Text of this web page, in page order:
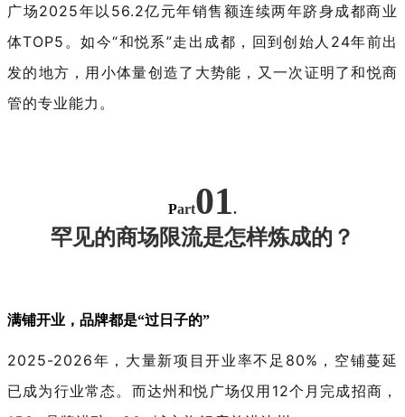
广场2025年以56.2亿元年销售额连续两年跻身成都商业
体TOP5。如今“和悦系”走出成都，回到创始人24年前出
发的地方，用小体量创造了大势能，又一次证明了和悦商
管的专业能力。
Part01.
罕见的商场限流是怎样炼成的？
满铺开业，品牌都是“过日子的”
2025-2026年，大量新项目开业率不足80%，空铺蔓延
已成为行业常态。而达州和悦广场仅用12个月完成招商，